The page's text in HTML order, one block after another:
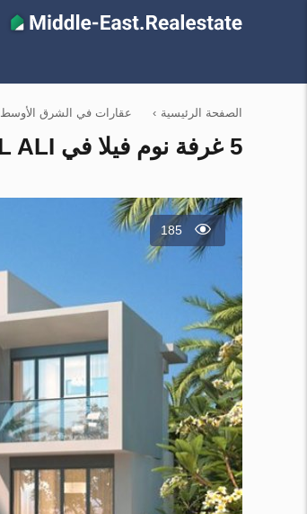
الصفحة الرئيسية › عقارات في الشرق الأوسط
5 غرفة نوم فيلا في PALM JEBEL ALI, الإمارات العربية المتحدة رقم 11091
185